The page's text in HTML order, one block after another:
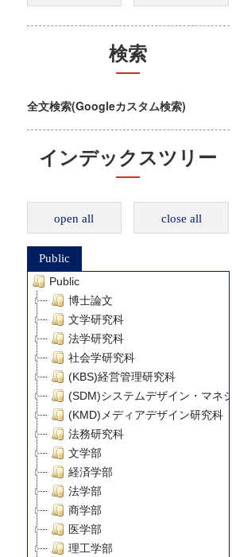
検索
全文検索(Googleカスタム検索)
インデックスツリー
open all close all
Public
Public
博士論文
文学研究科
法学研究科
社会学研究科
(KBS)経営管理研究科
(SDM)システムデザイン・マネ
(KMD)メディアデザイン研究科
法務研究科
文学部
経済学部
法学部
商学部
医学部
理工学部